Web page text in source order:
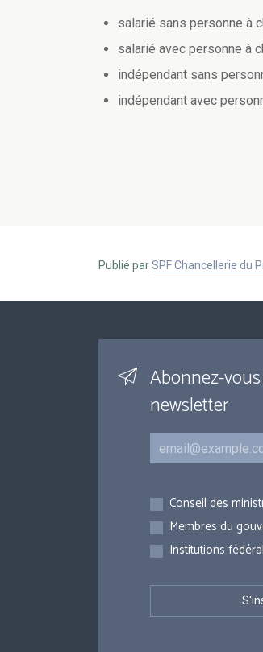
salarié sans personne à
salarié avec personne à
indépendant sans
indépendant avec
Publié parSPF Chancellerie du
Abonnez-
newsletter
Courriel
Inscriptions
Conseil des
Membres du
Institutions